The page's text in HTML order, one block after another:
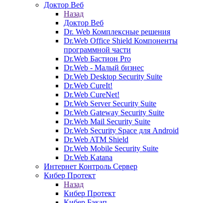
Доктор Веб
Назад
Доктор Веб
Dr. Web Комплексные решения
Dr.Web Office Shield Компоненты
программной части
Dr.Web Бастион Pro
Dr.Web - Малый бизнес
Dr.Web Desktop Security Suite
Dr.Web CureIt!
Dr.Web CureNet!
Dr.Web Server Security Suite
Dr.Web Gateway Security Suite
Dr.Web Mail Security Suite
Dr.Web Security Space для Android
Dr.Web ATM Shield
Dr.Web Mobile Security Suite
Dr.Web Katana
Интернет Контроль Сервер
Кибер Протект
Назад
Кибер Протект